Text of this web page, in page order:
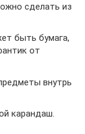
сделать из
быть бумага,
от
внутрь
карандаш.